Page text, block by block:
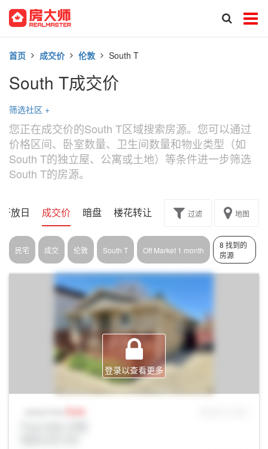
首页 成交价 伦敦 South T
South T成交价
筛选社区 +
您正在成交价的South T区域搜索房源。您可以通过
价格区间、卧室数量、卫生间数量和物业类型（如
South T的独立屋、公寓或土地）等条件进一步筛选
South T的房源。
开放日 成交价 暗盘 楼花转让 过滤 地图
民宅 成交 伦敦 South T Off Market 1 month
8 找到的
房源
登录以查看更多
Sale